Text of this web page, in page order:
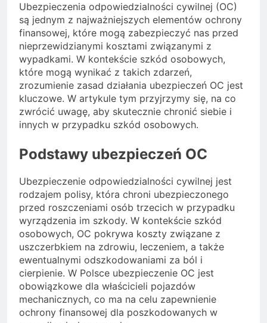
Ubezpieczenia odpowiedzialności cywilnej (OC)
są jednym z najważniejszych elementów ochrony
finansowej, które mogą zabezpieczyć nas przed
nieprzewidzianymi kosztami związanymi z
wypadkami. W kontekście szkód osobowych,
które mogą wynikać z takich zdarzeń,
zrozumienie zasad działania ubezpieczeń OC jest
kluczowe. W artykule tym przyjrzymy się, na co
zwrócić uwagę, aby skutecznie chronić siebie i
innych w przypadku szkód osobowych.
Podstawy ubezpieczeń OC
Ubezpieczenie odpowiedzialności cywilnej jest
rodzajem polisy, która chroni ubezpieczonego
przed roszczeniami osób trzecich w przypadku
wyrządzenia im szkody. W kontekście szkód
osobowych, OC pokrywa koszty związane z
uszczerbkiem na zdrowiu, leczeniem, a także
ewentualnymi odszkodowaniami za ból i
cierpienie. W Polsce ubezpieczenie OC jest
obowiązkowe dla właścicieli pojazdów
mechanicznych, co ma na celu zapewnienie
ochrony finansowej dla poszkodowanych w